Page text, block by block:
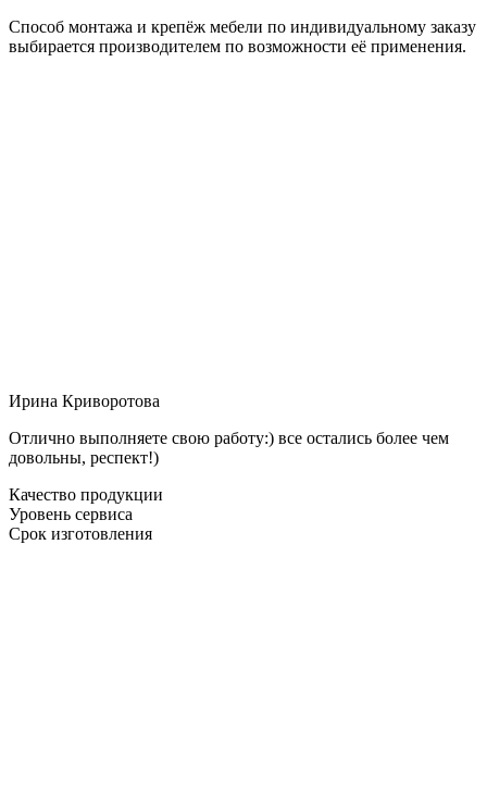
Способ монтажа и крепёж мебели по индивидуальному заказу
выбирается производителем по возможности её применения.
Ирина Криворотова
Отлично выполняете свою работу:) все остались более чем
довольны, респект!)
Качество продукции
Уровень сервиса
Срок изготовления